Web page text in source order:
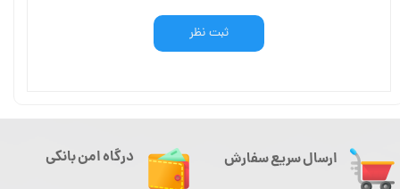
ثبت نظر
ارسال سریع سفارش درگاه امن بانکی